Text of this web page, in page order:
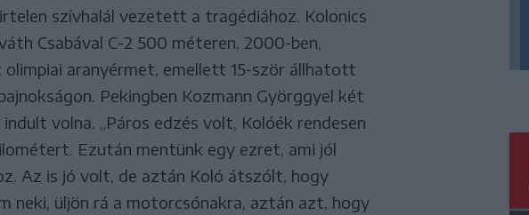
szívhalál vezetett a tragédiához. Kolonics
Csabával C-2 500 méteren, 2000-ben,
olimpiai aranyérmet, emellett 15-ször állhatott
Pekingben Kozmann Györggyel két
volna. „Páros edzés volt, Kolóék rendesen
Ezután mentünk egy ezret, ami jól
Az is jó volt, de aztán Koló átszólt, hogy
neki, üljön rá a motorcsónakra, aztán azt, hogy